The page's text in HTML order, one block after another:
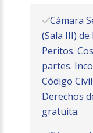
Cámara
(Sala III)
Peritos.
partes.
Código
Derechos
gratuita.